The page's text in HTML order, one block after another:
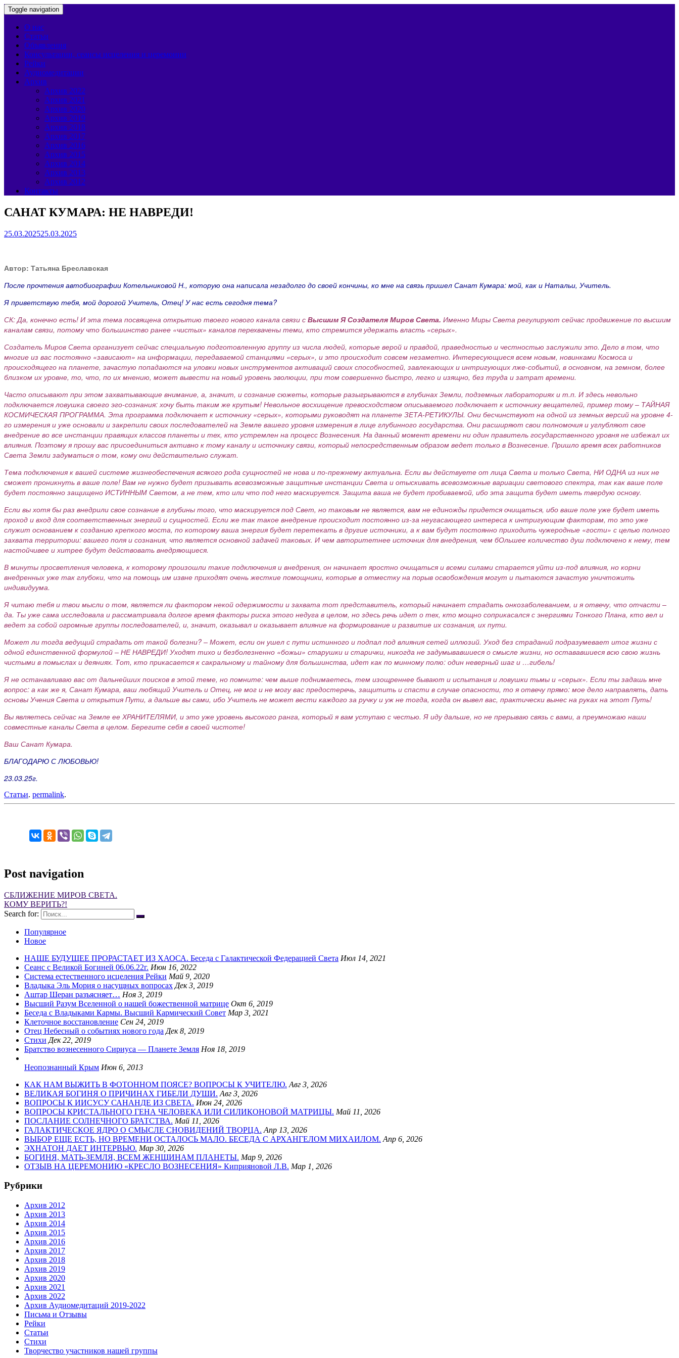
Toggle navigation
О нас
Статьи
Объявления
Консультации, сеансы исцеления и церемонии
Рейки
Аудиомедитации
Архив
Архив 2022
Архив 2021
Архив 2020
Архив 2019
Архив 2018
Архив 2017
Архив 2016
Архив 2015
Архив 2014
Архив 2013
Архив 2012
Контакты
САНАТ КУМАРА: НЕ НАВРЕДИ!
25.03.202525.03.2025
Автор: Татьяна Бреславская
После прочтения автобиографии Котельниковой Н., которую она написала незадолго до своей кончины, ко мне на связь пришел Санат Кумара: мой, как и Натальи, Учитель.
Я приветствую тебя, мой дорогой Учитель, Отец! У нас есть сегодня тема?
СК: Да, конечно есть! И эта тема посвящена открытию твоего нового канала связи с Высшим Я Создателя Миров Света. Именно Миры Света регулируют сейчас продвижение по высшим
каналам связи, потому что большинство ранее «чистых» каналов перехвачены теми, кто стремится удержать власть «серых».
Создатель Миров Света организует сейчас специальную подготовленную группу из числа людей, которые верой и правдой, праведностью и честностью заслужили это. Дело в том, что
многие из вас постоянно «зависают» на информации, передаваемой станциями «серых», и это происходит совсем незаметно. Интересующиеся всем новым, новинками Космоса и
происходящего на планете, зачастую попадаются на уловки новых инструментов активаций своих способностей, завлекающих и интригующих лже-событий, в основном, на земном, более
близком их уровне, то, что, по их мнению, может вывести на новый уровень эволюции, при том совершенно быстро, легко и изящно, без труда и затрат времени.
Часто описывают при этом захватывающие внимание, а, значит, и сознание сюжеты, которые разыгрываются в глубинах Земли, подземных лабораториях и т.п. И здесь невольно
подключается ловушка своего эго-сознания: хочу быть таким же крутым! Невольное восхищение превосходством описываемого подключает к источнику вещателей, пример тому – ТАЙНАЯ
КОСМИЧЕСКАЯ ПРОГРАММА. Эта программа подключает к источнику «серых», которыми руководят на планете ЗЕТА-РЕТИКУЛЫ. Они бесчинствуют на одной из земных версий на уровне 4-
го измерения и уже основали и закрепили своих последователей на Земле вашего уровня измерения в лице глубинного государства. Они расширяют свои полномочия и углубляют свое
внедрение во все инстанции правящих классов планеты и тех, кто устремлен на процесс Вознесения. На данный момент времени ни один правитель государственного уровня не избежал их
влияния. Поэтому я прошу вас присоединиться активно к тому каналу и источнику связи, который непосредственным образом ведет только в Вознесение. Пришло время всех работников
Света Земли задуматься о том, кому они действительно служат.
Тема подключения к вашей системе жизнеобеспечения всякого рода сущностей не нова и по-прежнему актуальна. Если вы действуете от лица Света и только Света, НИ ОДНА из них не
сможет проникнуть в ваше поле! Вам не нужно будет призывать всевозможные защитные инстанции Света и отыскивать всевозможные вариации светового спектра, так как ваше поле
будет постоянно защищено ИСТИННЫМ Светом, а не тем, кто или что под него маскируется. Защита ваша не будет пробиваемой, ибо эта защита будет иметь твердую основу.
Если вы хотя бы раз внедрили свое сознание в глубины того, что маскируется под Свет, но таковым не является, вам не единожды придется очищаться, ибо ваше поле уже будет иметь
проход и вход для соответственных энергий и сущностей. Если же так такое внедрение происходит постоянно из-за неугасающего интереса к интригующим факторам, то это уже
служит основанием к созданию крепкого моста, по которому ваша энергия будет перетекать в другие источники, а к вам будут постоянно приходить чужеродные «гости» с целью полного
захвата территории: вашего поля и сознания, что является основной задачей таковых. И чем авторитетнее источник для внедрения, чем бОльшее количество душ подключено к нему, тем
настойчивее и хитрее будут действовать внедряющиеся.
В минуты просветления человека, к которому произошли такие подключения и внедрения, он начинает яростно очищаться и всеми силами старается уйти из-под влияния, но корни
внедренных уже так глубоки, что на помощь им извне приходят очень жесткие помощники, которые в отместку на порыв освобождения могут и пытаются зачастую уничтожить
индивидуума.
Я читаю тебя и твои мысли о том, является ли фактором некой одержимости и захвата тот представитель, который начинает страдать онкозаболеванием, и я отвечу, что отчасти –
да. Ты уже сама исследовала и рассматривала долгое время факторы риска этого недуга в целом, но здесь речь идет о тех, кто мощно соприкасался с энергиями Тонкого Плана, кто вел и
ведет за собой огромные группы последователей, и, значит, оказывал и оказывает влияние на формирование и развитие их сознания, их пути.
Может ли тогда ведущий страдать от такой болезни? – Может, если он ушел с пути истинного и подпал под влияния сетей иллюзий. Уход без страданий подразумевает итог жизни с
одной единственной формулой – НЕ НАВРЕДИ! Уходят тихо и безболезненно «божьи» старушки и старички, никогда не задумывавшиеся о смысле жизни, но остававшиеся всю свою жизнь
чистыми в помыслах и деяниях. Тот, кто прикасается к сакральному и тайному для большинства, идет как по минному полю: один неверный шаг и …гибель!
Я не останавливаю вас от дальнейших поисков в этой теме, но помните: чем выше поднимаетесь, тем изощреннее бывают и испытания и ловушки тьмы и «серых». Если ты задашь мне
вопрос: а как же я, Санат Кумара, ваш любящий Учитель и Отец, не мог и не могу вас предостеречь, защитить и спасти в случае опасности, то я отвечу прямо: мое дело направлять, дать
основы Учения Света и открытия Пути, а дальше вы сами, ибо Учитель не может вести каждого за ручку и уж не тогда, когда он вывел вас, практически вынес на руках на этот Путь!
Вы являетесь сейчас на Земле ее ХРАНИТЕЛЯМИ, и это уже уровень высокого ранга, который я вам уступаю с честью. Я иду дальше, но не прерываю связь с вами, а преумножаю наши
совместные каналы Света в целом. Берегите себя в своей чистоте!
Ваш Санат Кумара.
БЛАГОДАРЮ С ЛЮБОВЬЮ!
23.03.25г.
Статьи. permalink.
Post navigation
СБЛИЖЕНИЕ МИРОВ СВЕТА.
КОМУ ВЕРИТЬ?!
Search for:
Популярное
Новое
НАШЕ БУДУЩЕЕ ПРОРАСТАЕТ ИЗ ХАОСА. Беседа с Галактической Федерацией Света Июл 14, 2021
Сеанс с Великой Богиней 06.06.22г. Июн 16, 2022
Система естественного исцеления Рейки Май 9, 2020
Владыка Эль Мория о насущных вопросах Дек 3, 2019
Аштар Шеран разъясняет… Ноя 3, 2019
Высший Разум Вселенной о нашей божественной матрице Окт 6, 2019
Беседа с Владыками Кармы. Высший Кармический Совет Мар 3, 2021
Клеточное восстановление Сен 24, 2019
Отец Небесный о событиях нового года Дек 8, 2019
Стихи Дек 22, 2019
Братство вознесенного Сириуса — Планете Земля Ноя 18, 2019
Неопознанный Крым Июн 6, 2013
КАК НАМ ВЫЖИТЬ В ФОТОННОМ ПОЯСЕ? ВОПРОСЫ К УЧИТЕЛЮ. Авг 3, 2026
ВЕЛИКАЯ БОГИНЯ О ПРИЧИНАХ ГИБЕЛИ ДУШИ. Авг 3, 2026
ВОПРОСЫ К ИИСУСУ САНАНДЕ ИЗ СВЕТА. Июн 24, 2026
ВОПРОСЫ КРИСТАЛЬНОГО ГЕНА ЧЕЛОВЕКА ИЛИ СИЛИКОНОВОЙ МАТРИЦЫ. Май 11, 2026
ПОСЛАНИЕ СОЛНЕЧНОГО БРАТСТВА. Май 11, 2026
ГАЛАКТИЧЕСКОЕ ЯДРО О СМЫСЛЕ СНОВИДЕНИЙ ТВОРЦА. Апр 13, 2026
ВЫБОР ЕЩЕ ЕСТЬ, НО ВРЕМЕНИ ОСТАЛОСЬ МАЛО. БЕСЕДА С АРХАНГЕЛОМ МИХАИЛОМ. Апр 6, 2026
ЭХНАТОН ДАЕТ ИНТЕРВЬЮ. Мар 30, 2026
БОГИНЯ, МАТЬ-ЗЕМЛЯ, ВСЕМ ЖЕНЩИНАМ ПЛАНЕТЫ. Мар 9, 2026
ОТЗЫВ НА ЦЕРЕМОНИЮ «КРЕСЛО ВОЗНЕСЕНИЯ» Киприяновой Л.В. Мар 1, 2026
Рубрики
Архив 2012
Архив 2013
Архив 2014
Архив 2015
Архив 2016
Архив 2017
Архив 2018
Архив 2019
Архив 2020
Архив 2021
Архив 2022
Архив Аудиомедитаций 2019-2022
Письма и Отзывы
Рейки
Статьи
Стихи
Творчество участников нашей группы